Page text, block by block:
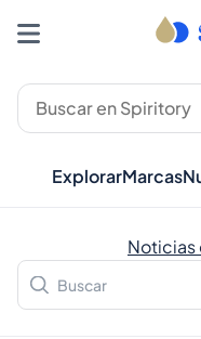
ExplorarMarcas
Noticias